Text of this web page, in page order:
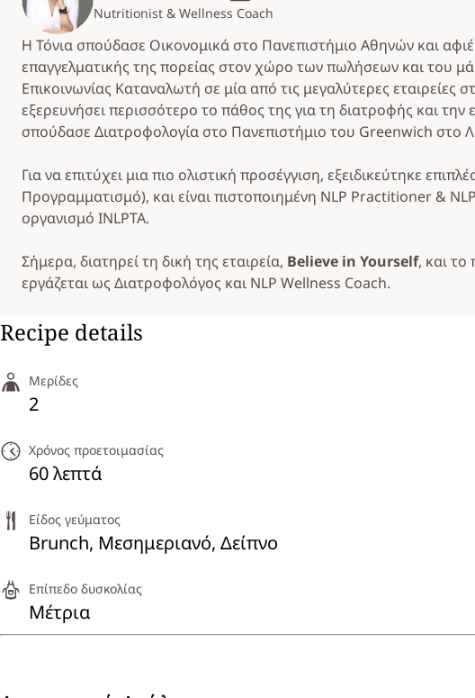
Nutritionist & Wellness Coach
Η Τόνια σπούδασε Οικονομικά στο Πανεπιστήμιο Αθηνών και
επαγγελματικής της πορείας στον χώρο των πωλήσεων και του
Επικοινωνίας Καταναλωτή σε μία από τις μεγαλύτερες εταιρείες
εξερευνήσει περισσότερο το πάθος της για τη διατροφής και
σπούδασε Διατροφολογία στο Πανεπιστήμιο του Greenwich στο
Για να επιτύχει μια πιο ολιστική προσέγγιση, εξειδικεύτηκε
Προγραμματισμό), και είναι πιστοποιημένη NLP Practitioner &
οργανισμό INLPTA.
Σήμερα, διατηρεί τη δική της εταιρεία, Believe in Yourself, και
εργάζεται ως Διατροφολόγος και NLP Wellness Coach.
Recipe details
Μερίδες
2
Χρόνος προετοιμασίας
60 λεπτά
Είδος γεύματος
Brunch, Μεσημεριανό, Δείπνο
Επίπεδο δυσκολίας
Μέτρια